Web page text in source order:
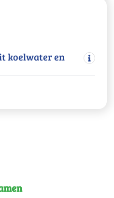
koelwater en